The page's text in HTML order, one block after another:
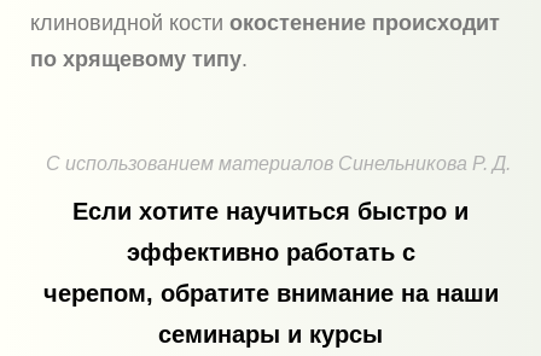
клиновидной кости окостенение происходит
по хрящевому типу.
С использованием материалов Синельникова Р. Д.
Если хотите научиться быстро и
эффективно работать с
черепом, обратите внимание на наши
семинары и курсы